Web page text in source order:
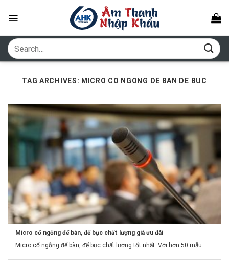
Search
for:
TAG ARCHIVES: MICRO CO NGONG DE BAN DE BUC
Micro cổ ngỗng để bàn, để bục chất lượng giá ưu đãi
Micro cổ ngỗng để bàn, để bục chất lượng tốt nhất. Với hơn 50 mẫu...